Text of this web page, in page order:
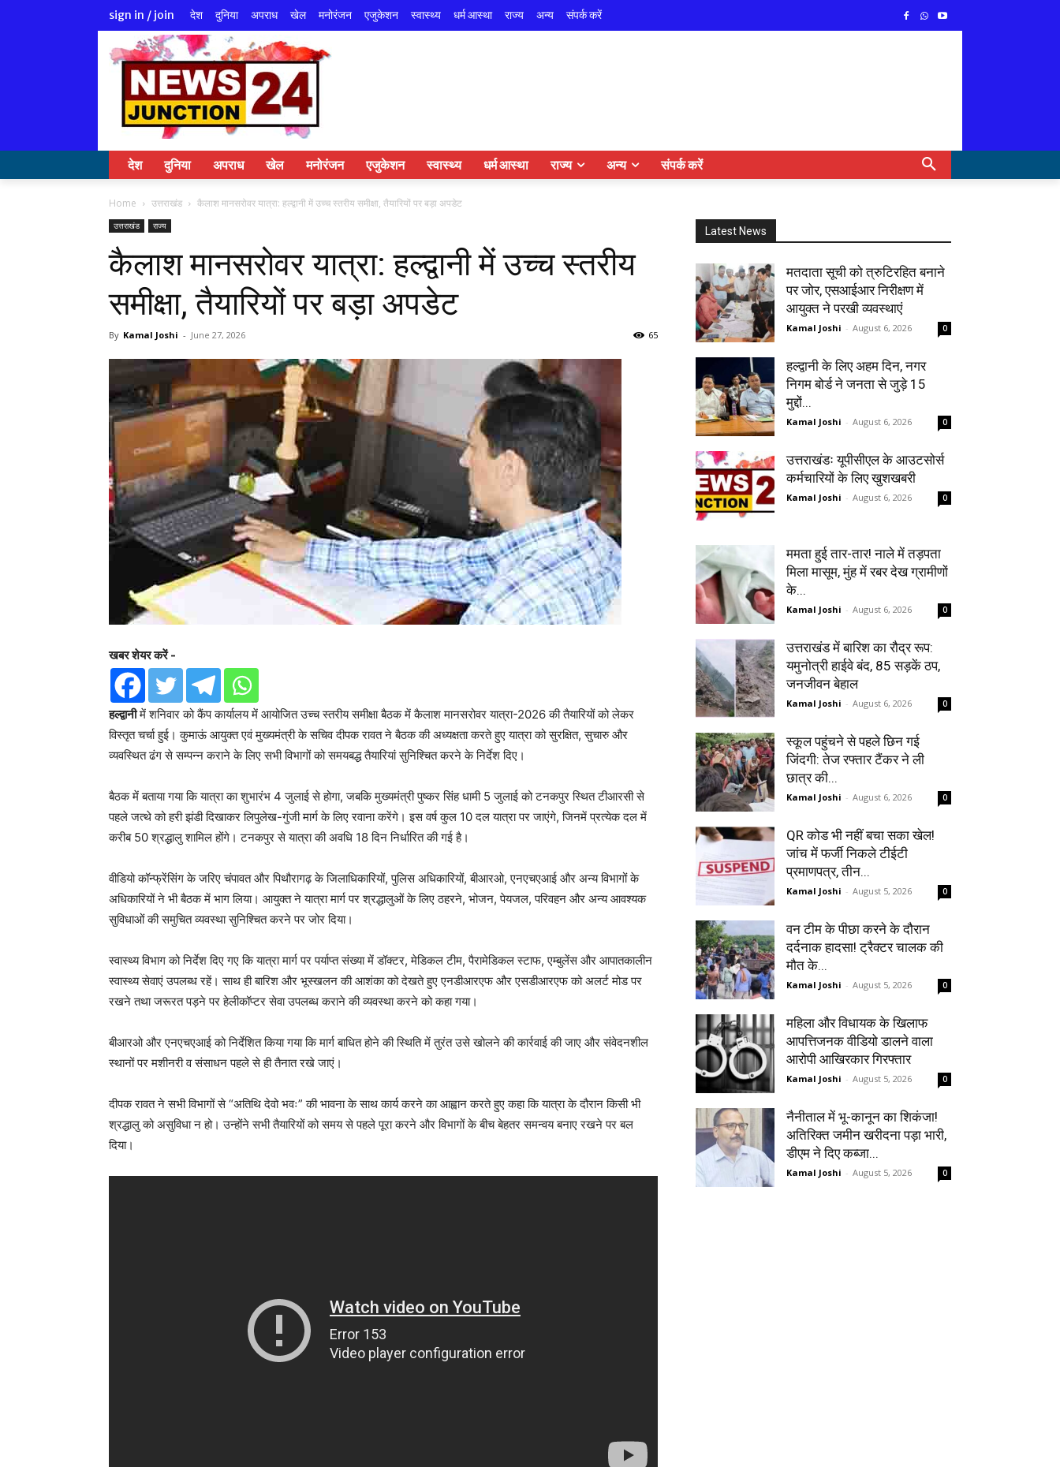
sign in / join देश दुनिया अपराध खेल मनोरंजन एजुकेशन स्वास्थ्य धर्म आस्था राज्य अन्य संपर्क करें
देश दुनिया अपराध खेल मनोरंजन एजुकेशन स्वास्थ्य धर्म आस्था राज्य अन्य संपर्क करें
Home उत्तराखंड कैलाश मानसरोवर यात्रा: हल्द्वानी में उच्च स्तरीय समीक्षा, तैयारियों पर बड़ा अपडेट
उत्तराखंड राज्य
कैलाश मानसरोवर यात्रा: हल्द्वानी में उच्च स्तरीय
समीक्षा, तैयारियों पर बड़ा अपडेट
By Kamal Joshi - June 27, 2026 65
खबर शेयर करें -
हल्द्वानीमें शनिवार को कैंप कार्यालय में आयोजित उच्च स्तरीय समीक्षा बैठक में कैलाश मानसरोवर यात्रा-2026 की तैयारियों को लेकर
विस्तृत चर्चा हुई। कुमाऊं आयुक्त एवं मुख्यमंत्री के सचिव दीपक रावत ने बैठक की अध्यक्षता करते हुए यात्रा को सुरक्षित, सुचारु और
व्यवस्थित ढंग से सम्पन्न कराने के लिए सभी विभागों को समयबद्ध तैयारियां सुनिश्चित करने के निर्देश दिए।
बैठक में बताया गया कि यात्रा का शुभारंभ 4 जुलाई से होगा, जबकि मुख्यमंत्री पुष्कर सिंह धामी 5 जुलाई को टनकपुर स्थित टीआरसी से
पहले जत्थे को हरी झंडी दिखाकर लिपुलेख-गुंजी मार्ग के लिए रवाना करेंगे। इस वर्ष कुल 10 दल यात्रा पर जाएंगे, जिनमें प्रत्येक दल में
करीब 50 श्रद्धालु शामिल होंगे। टनकपुर से यात्रा की अवधि 18 दिन निर्धारित की गई है।
वीडियो कॉन्फ्रेंसिंग के जरिए चंपावत और पिथौरागढ़ के जिलाधिकारियों, पुलिस अधिकारियों, बीआरओ, एनएचएआई और अन्य विभागों के
अधिकारियों ने भी बैठक में भाग लिया। आयुक्त ने यात्रा मार्ग पर श्रद्धालुओं के लिए ठहरने, भोजन, पेयजल, परिवहन और अन्य आवश्यक
सुविधाओं की समुचित व्यवस्था सुनिश्चित करने पर जोर दिया।
स्वास्थ्य विभाग को निर्देश दिए गए कि यात्रा मार्ग पर पर्याप्त संख्या में डॉक्टर, मेडिकल टीम, पैरामेडिकल स्टाफ, एम्बुलेंस और आपातकालीन
स्वास्थ्य सेवाएं उपलब्ध रहें। साथ ही बारिश और भूस्खलन की आशंका को देखते हुए एनडीआरएफ और एसडीआरएफ को अलर्ट मोड पर
रखने तथा जरूरत पड़ने पर हेलीकॉप्टर सेवा उपलब्ध कराने की व्यवस्था करने को कहा गया।
बीआरओ और एनएचएआई को निर्देशित किया गया कि मार्ग बाधित होने की स्थिति में तुरंत उसे खोलने की कार्रवाई की जाए और संवेदनशील
स्थानों पर मशीनरी व संसाधन पहले से ही तैनात रखे जाएं।
दीपक रावत ने सभी विभागों से “अतिथि देवो भवः” की भावना के साथ कार्य करने का आह्वान करते हुए कहा कि यात्रा के दौरान किसी भी
श्रद्धालु को असुविधा न हो। उन्होंने सभी तैयारियों को समय से पहले पूरा करने और विभागों के बीच बेहतर समन्वय बनाए रखने पर बल
दिया।
Latest News
मतदाता सूची को त्रुटिरहित बनाने
पर जोर, एसआईआर निरीक्षण में
आयुक्त ने परखी व्यवस्थाएं
Kamal Joshi - August 6, 2026 0
हल्द्वानी के लिए अहम दिन, नगर
निगम बोर्ड ने जनता से जुड़े 15
मुद्दों...
Kamal Joshi - August 6, 2026 0
उत्तराखंडः यूपीसीएल के आउटसोर्स
कर्मचारियों के लिए खुशखबरी
Kamal Joshi - August 6, 2026 0
ममता हुई तार-तार! नाले में तड़पता
मिला मासूम, मुंह में रबर देख ग्रामीणों
के...
Kamal Joshi - August 6, 2026 0
उत्तराखंड में बारिश का रौद्र रूप:
यमुनोत्री हाईवे बंद, 85 सड़कें ठप,
जनजीवन बेहाल
Kamal Joshi - August 6, 2026 0
स्कूल पहुंचने से पहले छिन गई
जिंदगी: तेज रफ्तार टैंकर ने ली
छात्र की...
Kamal Joshi - August 6, 2026 0
QR कोड भी नहीं बचा सका खेल!
जांच में फर्जी निकले टीईटी
प्रमाणपत्र, तीन...
Kamal Joshi - August 5, 2026 0
वन टीम के पीछा करने के दौरान
दर्दनाक हादसा! ट्रैक्टर चालक की
मौत के...
Kamal Joshi - August 5, 2026 0
महिला और विधायक के खिलाफ
आपत्तिजनक वीडियो डालने वाला
आरोपी आखिरकार गिरफ्तार
Kamal Joshi - August 5, 2026 0
नैनीताल में भू-कानून का शिकंजा!
अतिरिक्त जमीन खरीदना पड़ा भारी,
डीएम ने दिए कब्जा...
Kamal Joshi - August 5, 2026 0